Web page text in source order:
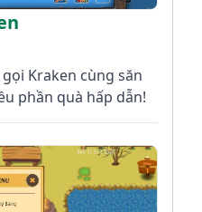
Kraken cùng săn
phần quà hấp dẫn!